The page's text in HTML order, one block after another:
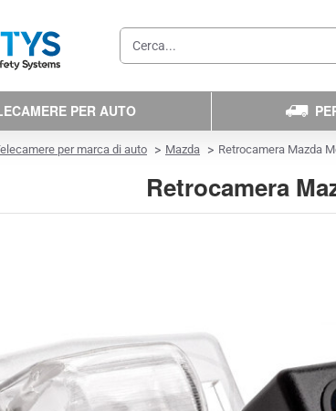
Cerca...
PER AUTO
Retrocamera
per marca di auto Mazda Retrocamera Mazda